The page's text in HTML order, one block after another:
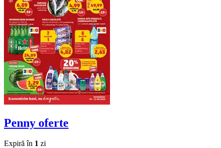
Penny oferte
Expiră în 1 zi